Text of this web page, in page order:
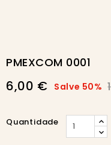
-50%
PMEXCOM 0001
6,00 € Salve 50%
Quantidade